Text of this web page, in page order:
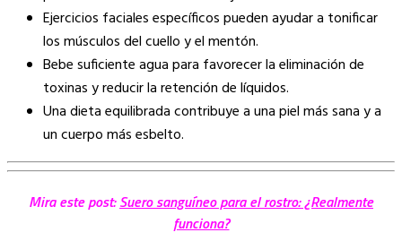
Ejercicios faciales específicos pueden ayudar a tonificar
los músculos del cuello y el mentón.
Bebe suficiente agua para favorecer la eliminación de
toxinas y reducir la retención de líquidos.
Una dieta equilibrada contribuye a una piel más sana y a
un cuerpo más esbelto.
Mira este post:Suero sanguíneo para el rostro: ¿Realmente
funciona?